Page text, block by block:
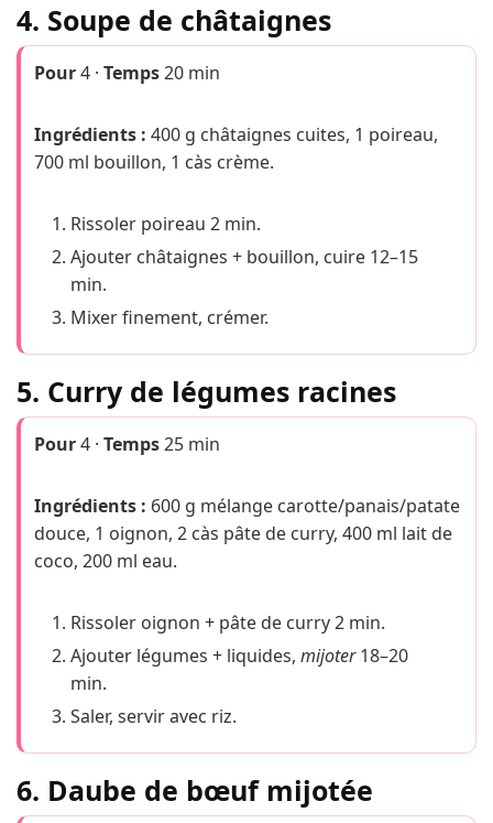
4. Soupe de châtaignes
Pour4 · Temps20 min
Ingrédients : 400 g châtaignes cuites, 1 poireau,
700 ml bouillon, 1 càs crème.
Rissoler poireau 2 min.
Ajouter châtaignes + bouillon, cuire 12–15
min.
Mixer finement, crémer.
5. Curry de légumes racines
Pour4 · Temps25 min
Ingrédients : 600 g mélange carotte/panais/patate
douce, 1 oignon, 2 càs pâte de curry, 400 ml lait de
coco, 200 ml eau.
Rissoler oignon + pâte de curry 2 min.
Ajouter légumes + liquides, mijoter18–20
min.
Saler, servir avec riz.
6. Daube de bœuf mijotée